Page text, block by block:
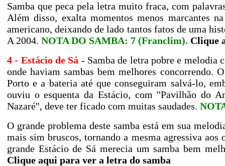
Samba que peca pela letra muito fraca, com
Além disso, exalta momentos menos marcantes
americano, deixando de lado tantos fatos de uma
A 2004. NOTA DO SAMBA: 7 (Franclim). Clique
4 - Estácio de Sá - Samba de letra pobre e melodia
onde haviam sambas bem melhores concorrendo.
Porto e a bateria até que conseguiram salvá-lo,
ouviu o esquenta da Estácio, com ''Pavilhão do
Nazaré'', deve ter ficado com muitas saudades.
O grande problema deste samba está em sua
mais sim bruscos, tornando a mesma agressiva
grande Estácio de Sá merecia um samba bem
Clique aqui para ver a letra do samba